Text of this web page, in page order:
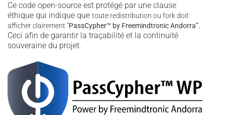
Ce code open-source est protégé par une clause
éthique qui indique que toute redistribution ou fork doit
afficher clairement “PassCypher­™ by Freemindtronic Andorra”.
Ceci afin de garantir la traçabilité et la continuité
souveraine du projet.